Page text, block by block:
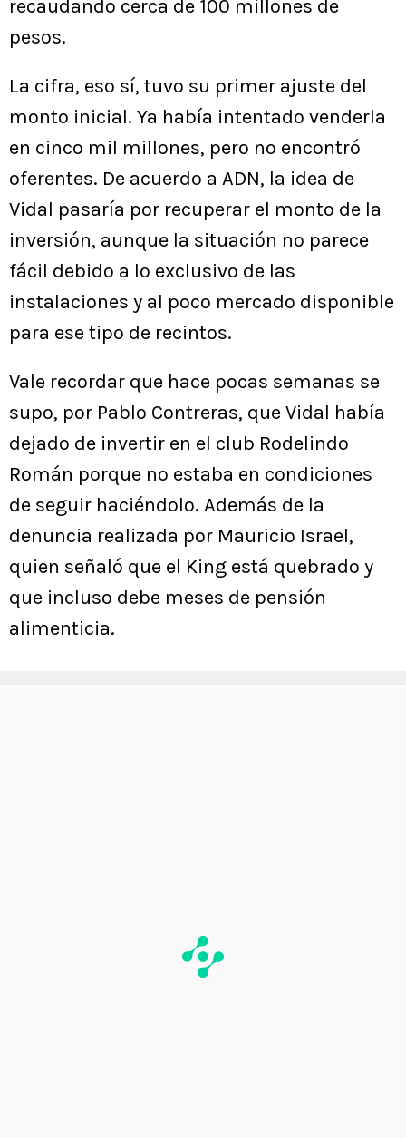
recaudando cerca de 100 millones de
pesos.
La cifra, eso sí, tuvo su primer ajuste del
monto inicial. Ya había intentado venderla
en cinco mil millones, pero no encontró
oferentes. De acuerdo a ADN, la idea de
Vidal pasaría por recuperar el monto de la
inversión, aunque la situación no parece
fácil debido a lo exclusivo de las
instalaciones y al poco mercado disponible
para ese tipo de recintos.
Vale recordar que hace pocas semanas se
supo, por Pablo Contreras, que Vidal había
dejado de invertir en el club Rodelindo
Román porque no estaba en condiciones
de seguir haciéndolo. Además de la
denuncia realizada por Mauricio Israel,
quien señaló que el King está quebrado y
que incluso debe meses de pensión
alimenticia.